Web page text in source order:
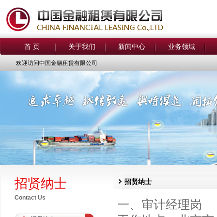
首 页 关于我们 新闻中心 业务领域
欢迎访问中国金融租赁有限公司
招贤纳士
Contact Us
招贤纳士
一、审计经理岗